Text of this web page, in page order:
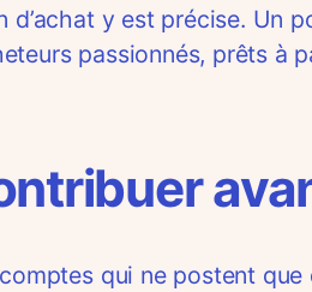
y est précise. Un
passionnés, prêts à
qui ne postent